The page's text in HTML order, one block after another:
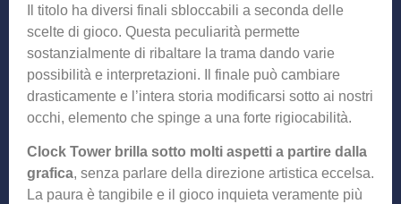
Il titolo ha diversi finali sbloccabili a seconda delle
scelte di gioco. Questa peculiarità permette
sostanzialmente di ribaltare la trama dando varie
possibilità e interpretazioni. Il finale può cambiare
drasticamente e l’intera storia modificarsi sotto ai nostri
occhi, elemento che spinge a una forte rigiocabilità.
Clock Tower brilla sotto molti aspetti a partire dalla
grafica, senza parlare della direzione artistica eccelsa.
La paura è tangibile e il gioco inquieta veramente più